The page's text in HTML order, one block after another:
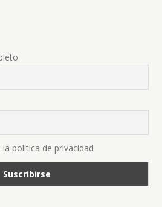
política de privacidad